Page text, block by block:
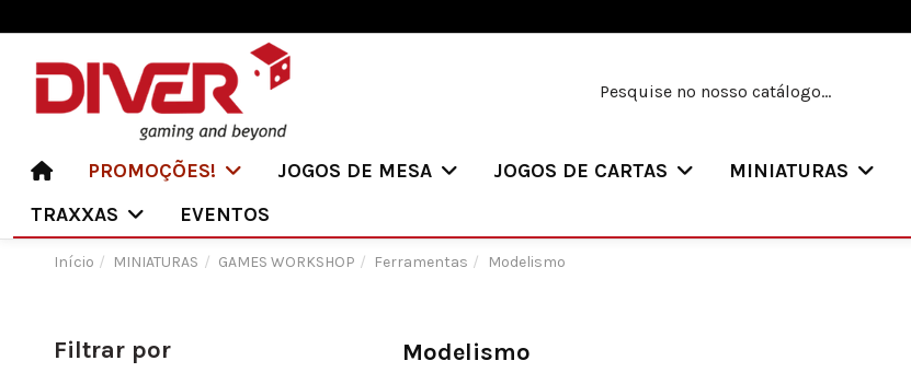
PROMOÇÕES! JOGOS DE MESA JOGOS DE CARTAS MINIATURAS
TRAXXAS
EVENTOS
Início MINIATURAS GAMES WORKSHOP Ferramentas Modelismo
Modelismo
Filtrar por